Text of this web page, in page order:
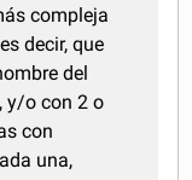
compleja
decir, que
del
y/o con 2 o
con
una,